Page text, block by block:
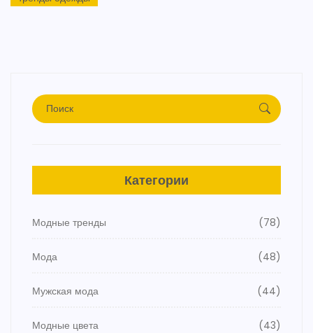
Категории
Модные тренды (78)
Мода (48)
Мужская мода (44)
Модные цвета (43)